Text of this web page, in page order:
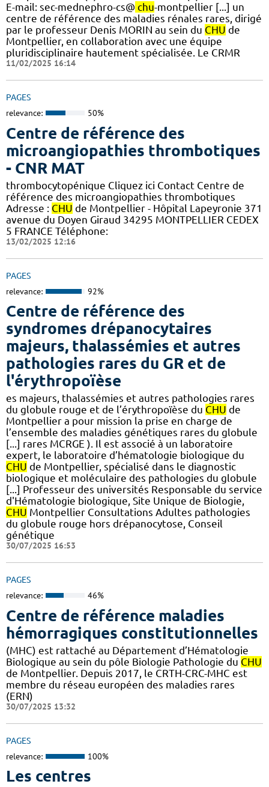
E-mail: sec-mednephro-cs@ chu-montpellier [...] un
centre de référence des maladies rénales rares, dirigé
par le professeur Denis MORIN au sein du CHU de
Montpellier, en collaboration avec une équipe
pluridisciplinaire hautement spécialisée. Le CRMR
11/02/2025 16:14
PAGES
relevance: 50%
Centre de référence des
microangiopathies thrombotiques
- CNR MAT
thrombocytopénique Cliquez ici Contact Centre de
référence des microangiopathies thrombotiques
Adresse : CHU de Montpellier - Hôpital Lapeyronie 371
avenue du Doyen Giraud 34295 MONTPELLIER CEDEX
5 FRANCE Téléphone:
13/02/2025 12:16
PAGES
relevance: 92%
Centre de référence des
syndromes drépanocytaires
majeurs, thalassémies et autres
pathologies rares du GR et de
l'érythropoïèse
es majeurs, thalassémies et autres pathologies rares
du globule rouge et de l’érythropoïèse du CHU de
Montpellier a pour mission la prise en charge de
l’ensemble des maladies génétiques rares du globule
[...] rares MCRGE ). Il est associé à un laboratoire
expert, le laboratoire d’hématologie biologique du
CHU de Montpellier, spécialisé dans le diagnostic
biologique et moléculaire des pathologies du globule
[...] Professeur des universités Responsable du service
d'Hématologie biologique, Site Unique de Biologie,
CHU Montpellier Consultations Adultes pathologies
du globule rouge hors drépanocytose, Conseil
génétique
30/07/2025 16:53
PAGES
relevance: 46%
Centre de référence maladies
hémorragiques constitutionnelles
(MHC) est rattaché au Département d’Hématologie
Biologique au sein du pôle Biologie Pathologie du CHU
de Montpellier. Depuis 2017, le CRTH-CRC-MHC est
membre du réseau européen des maladies rares
(ERN)
30/07/2025 13:32
PAGES
relevance: 100%
Les centres